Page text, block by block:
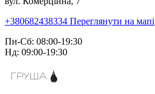
+380682438334 Переглянути на мапі
Пн-Сб: 08:00-19:30
Нд: 09:00-19:30